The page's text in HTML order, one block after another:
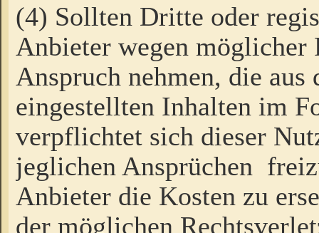
(4) Sollten Dritte oder
Anbieter wegen möglicher
Anspruch nehmen, die
eingestellten Inhalten im
verpflichtet sich dieser
jeglichen Ansprüchen
Anbieter die Kosten zu
der möglichen